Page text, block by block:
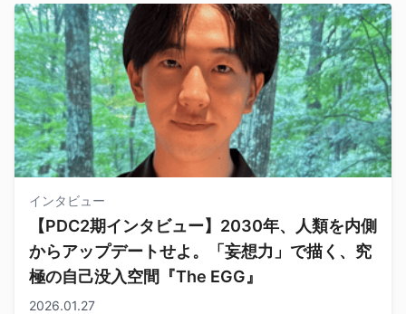
インタビュー
【PDC2期インタビュー】2030年、人類を内側
からアップデートせよ。「妄想力」で描く、究
極の自己没入空間『The EGG』
2026.01.27